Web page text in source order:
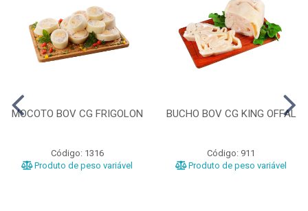
MOCOTO BOV CG FRIGOLON
Código: 1316
Produto de peso variável
BUCHO BOV CG KING OFFAL
Código: 911
Produto de peso variável